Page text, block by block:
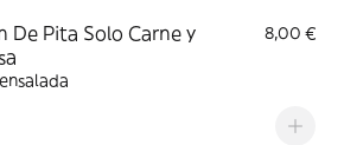
De Pita Solo Carne y
8,00 €